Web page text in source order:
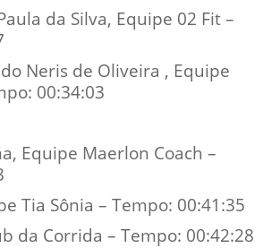
da Silva, Equipe 02 Fit –
Neris de Oliveira , Equipe
00:34:03
Equipe Maerlon Coach –
Tia Sônia – Tempo: 00:41:35
da Corrida – Tempo: 00:42:28